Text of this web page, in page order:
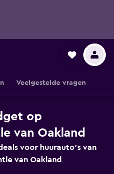
Veelgestelde vragen
op
van Oakland
voor huurauto's van
van Oakland